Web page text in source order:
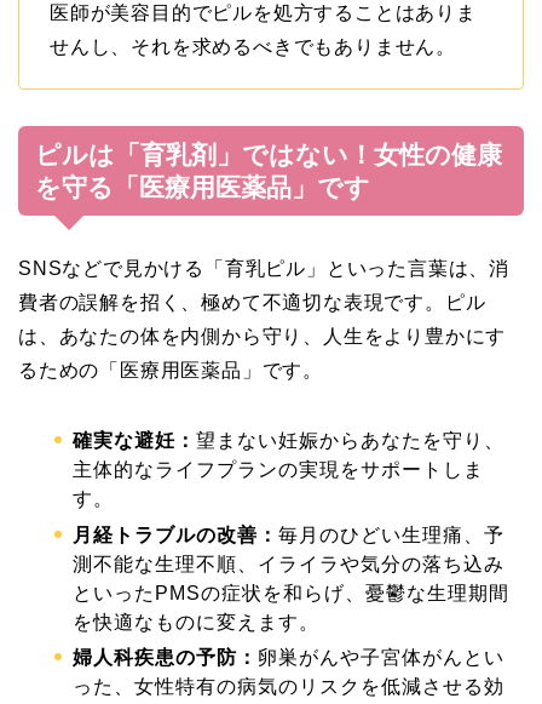
医師が美容目的でピルを処方することはありま
せんし、それを求めるべきでもありません。
ピルは「育乳剤」ではない！女性の健康
を守る「医療用医薬品」です
SNSなどで見かける「育乳ピル」といった言葉は、消
費者の誤解を招く、極めて不適切な表現です。ピル
は、あなたの体を内側から守り、人生をより豊かにす
るための「医療用医薬品」です。
確実な避妊： 望まない妊娠からあなたを守り、
主体的なライフプランの実現をサポートしま
す。
月経トラブルの改善： 毎月のひどい生理痛、予
測不能な生理不順、イライラや気分の落ち込み
といったPMSの症状を和らげ、憂鬱な生理期間
を快適なものに変えます。
婦人科疾患の予防： 卵巣がんや子宮体がんとい
った、女性特有の病気のリスクを低減させる効